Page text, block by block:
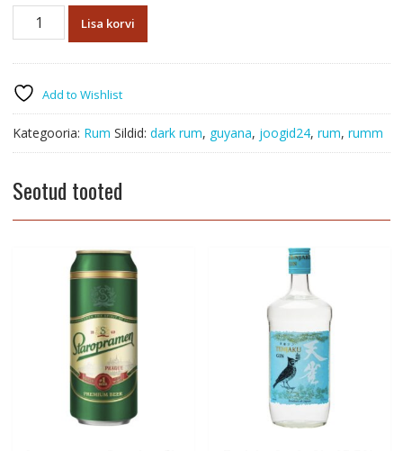
40%vol
,
0,7L
kogus
Lisa korvi
Add to Wishlist
Kategooria: Rum Sildid: dark rum, guyana, joogid24, rum, rumm
Seotud tooted